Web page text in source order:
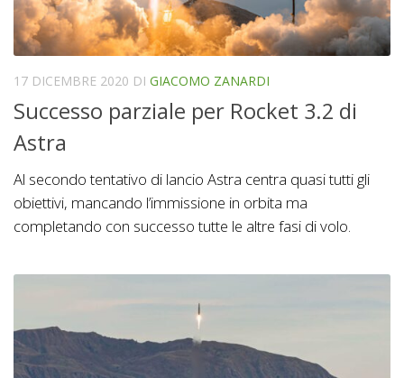
17 DICEMBRE 2020 DI GIACOMO ZANARDI
Successo parziale per Rocket 3.2 di
Astra
Al secondo tentativo di lancio Astra centra quasi tutti gli
obiettivi, mancando l’immissione in orbita ma
completando con successo tutte le altre fasi di volo.